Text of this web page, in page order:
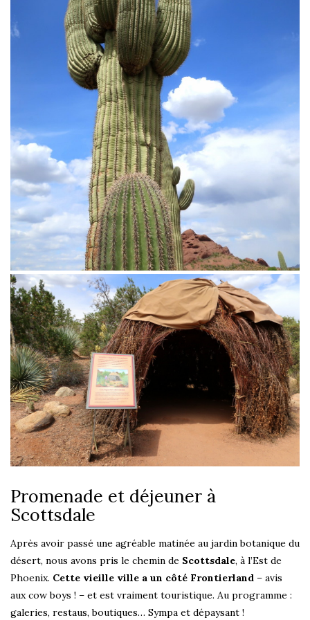
Promenade et déjeuner à
Scottsdale
Après avoir passé une agréable matinée au jardin botanique du
désert, nous avons pris le chemin de Scottsdale, à l’Est de
Phoenix. Cette vieille ville a un côté Frontierland – avis
aux cow boys ! – et est vraiment touristique. Au programme :
galeries, restaus, boutiques… Sympa et dépaysant !